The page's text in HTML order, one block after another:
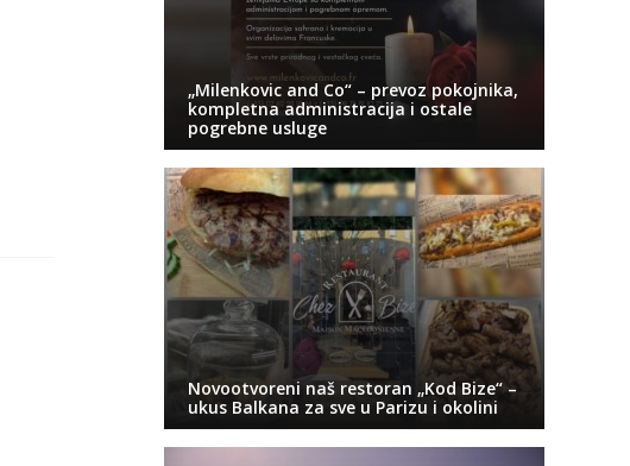
„Milenkovic and Co“ – prevoz pokojnika,
kompletna administracija i ostale
pogrebne usluge
Novootvoreni naš restoran „Kod Bize“ –
ukus Balkana za sve u Parizu i okolini